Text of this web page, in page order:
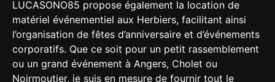
LUCASONO85 propose également la location de
matériel événementiel aux Herbiers, facilitant ainsi
l’organisation de fêtes d’anniversaire et d’événements
corporatifs. Que ce soit pour un petit rassemblement
ou un grand événement à Angers, Cholet ou
Noirmoutier, je suis en mesure de fournir tout le